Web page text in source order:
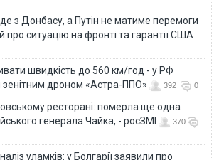
з Донбасу, а Путін не матиме перемоги
про ситуацію на фронті та гарантії США
швидкість до 560 км/год - у РФ
зенітним дроном «Астра-ППО»
392 0
ресторані: померла ще одна
генерала Чайка, - росЗМІ
370
уламків: у Болгарії заявили про